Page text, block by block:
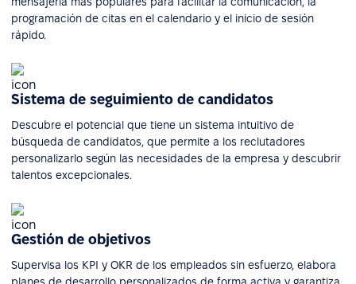
programación de citas en el calendario y el inicio de sesión
rápido.
Sistema de seguimiento de candidatos
Descubre el potencial que tiene un sistema intuitivo de
búsqueda de candidatos, que permite a los reclutadores
personalizarlo según las necesidades de la empresa y descubrir
talentos excepcionales.
Gestión de objetivos
Supervisa los KPI y OKR de los empleados sin esfuerzo, elabora